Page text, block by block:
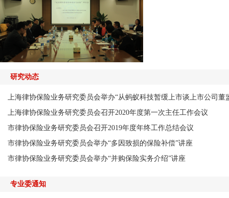
研究动态
上海律协保险业务研究委员会举办“从蚂蚁科技暂缓上市谈上市公司董
上海律协保险业务研究委员会召开2020年度第一次主任工作会议
市律协保险业务研究委员会召开2019年度年终工作总结会议
市律协保险业务研究委员会举办“多因致损的保险补偿”讲座
市律协保险业务研究委员会举办“并购保险实务介绍”讲座
专业委通知